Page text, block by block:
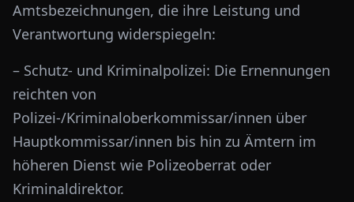
Amtsbezeichnungen, die ihre Leistung und
Verantwortung widerspiegeln:
– Schutz- und Kriminalpolizei: Die Ernennungen
reichten von
Polizei-/Kriminaloberkommissar/innen über
Hauptkommissar/innen bis hin zu Ämtern im
höheren Dienst wie Polizeoberrat oder
Kriminaldirektor.